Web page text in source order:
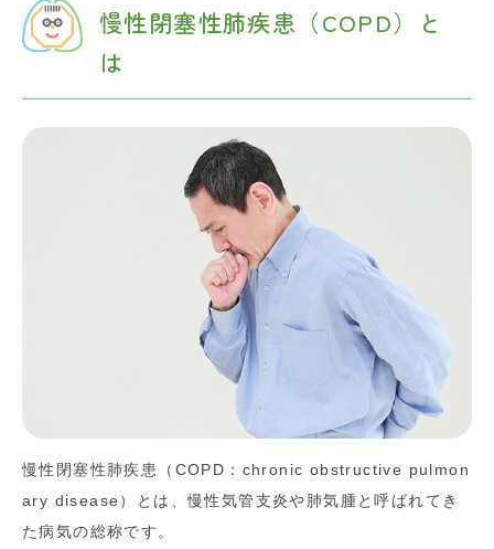
慢性閉塞性肺疾患（COPD）と
は
慢性閉塞性肺疾患（COPD：chronic obstructive pulmon
ary disease）とは、慢性気管支炎や肺気腫と呼ばれてき
た病気の総称です。